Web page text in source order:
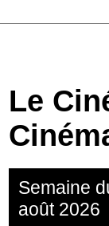
Economie
Services
Contacts
Le
Semaine
août 2026